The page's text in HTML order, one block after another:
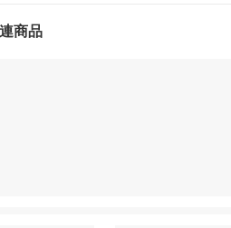
商品